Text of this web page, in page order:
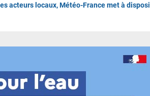
acteurs locaux, Météo-France met à